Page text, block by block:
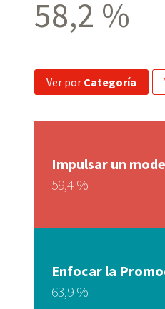
58,2 %
ver por Categoría
Impulsar un
59,4 %
Enfocar la
63,9 %